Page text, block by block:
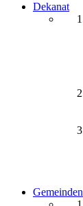
Dekanat
Gemeinden